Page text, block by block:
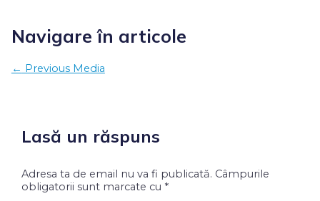
Navigare în articole
← Previous Media
Lasă un răspuns
Adresa ta de email nu va fi publicată. Câmpurile
obligatorii sunt marcate cu *